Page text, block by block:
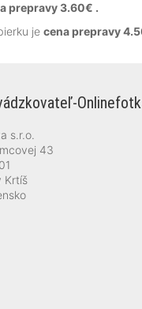
prepravy 3.60€ .
je cena prepravy
s.r.o.
43
Krtíš